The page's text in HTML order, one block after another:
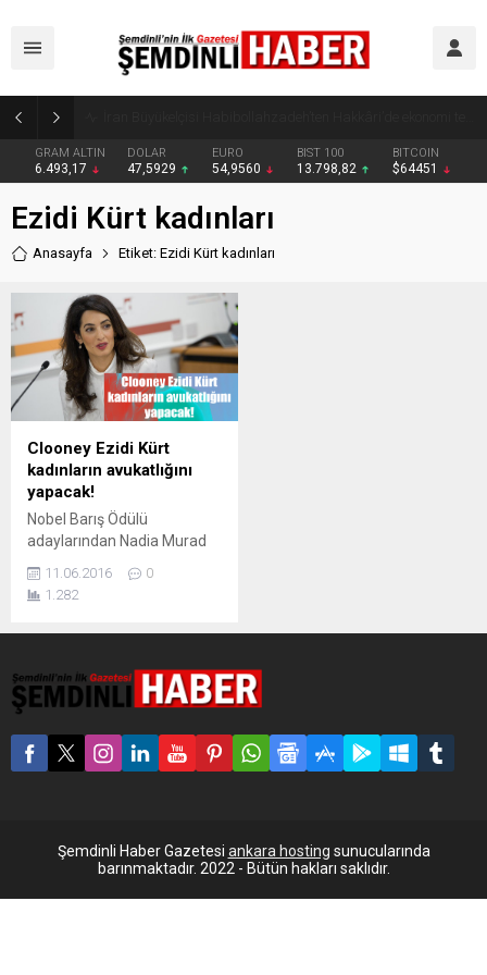
GRAM ALTIN
6.493,17
DOLAR
47,5929
EURO
54,9560
BIST 100
13.798,82
BITCOIN
$64451
Ezidi Kürt kadınları
Anasayfa Etiket: Ezidi Kürt kadınları
Clooney Ezidi Kürt
kadınların avukatlığını
yapacak!
Nobel Barış Ödülü
adaylarından Nadia Murad
savunulacak. Lübnan asıllı
avukat Amal Clooney, IŞİD
avukatlığını yapacak.
Women in the World’ün
haberine göre, insan hakları
ve uluslararası hukuk
alanında uzman olan
Mahkemesi’ne
başvuracak....
11.06.2016
0
1.282
Şemdinli Haber Gazetesi ankara hosting sunucularında
barınmaktadır. 2022 - Bütün hakları saklıdır.